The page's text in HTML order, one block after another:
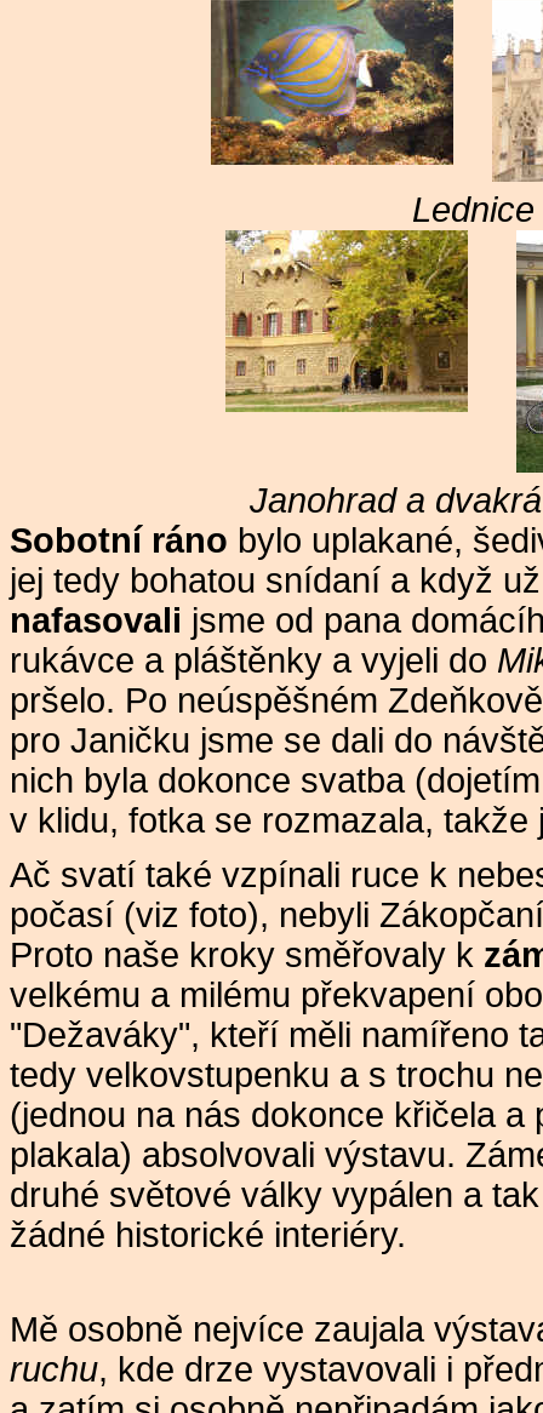
Lednice
Janohrad a
Sobotní ráno bylo uplakané,
jej tedy bohatou snídaní a když
nafasovali jsme od pana
rukávce a pláštěnky a vyjeli do
pršelo. Po neúspěšném
pro Janičku jsme se dali do
nich byla dokonce svatba
v klidu, fotka se rozmazala, takže
Ač svatí také vzpínali ruce k
počasí (viz foto), nebyli
Proto naše kroky směřovaly k
velkému a milému překvapení
"Dežaváky", kteří měli namířeno
tedy velkovstupenku a s trochu
(jednou na nás dokonce křičela a
plakala) absolvovali výstavu.
druhé světové války vypálen a
žádné historické interiéry.
Mě osobně nejvíce zaujala
ruchu, kde drze vystavovali i